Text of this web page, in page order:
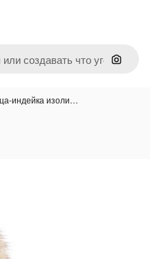
Поиск
индейка изоли…